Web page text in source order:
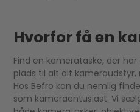
Hvorfor få en
Find en kamerataske, der
plads til alt dit
Hos Befro kan du nemlig
som kameraentusiast. Vi